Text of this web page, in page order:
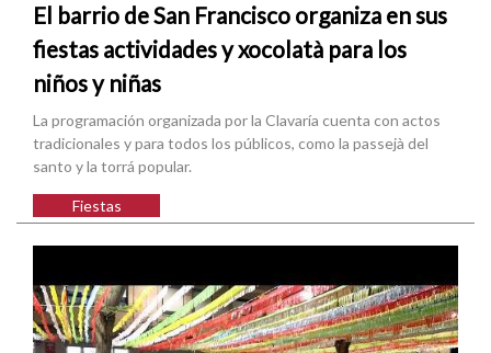
El barrio de San Francisco organiza en sus
fiestas actividades y xocolatà para los
niños y niñas
La programación organizada por la Clavaría cuenta con actos
tradicionales y para todos los públicos, como la passejà del
santo y la torrá popular.
Fiestas